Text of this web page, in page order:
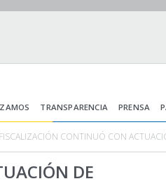
TRANSPARENCIA PRENSA
CONTINUÓ CON
DE